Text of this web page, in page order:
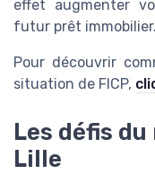
effet augmenter
futur prêt immobilier.
Pour découvrir
situation de FICP,
Les défis
Lille